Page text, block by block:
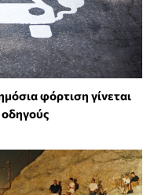
φόρτιση γίνεται